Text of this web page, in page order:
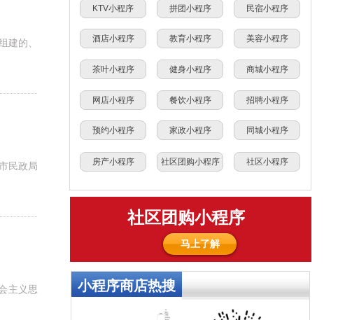
小程序商店热搜
KTV小程序 拼团小程序
酒店小程序 教育小程序
茶叶小程序 健身小程序
网店小程序 餐饮小程序
预约小程序 家政小程序
房产小程序 社区团购小程序
民宿小程序
美容小程序
商城小程序
招聘小程序
同城小程序
社区小程序
建的、
民政局
主义思
马上了解
社区团购小程序